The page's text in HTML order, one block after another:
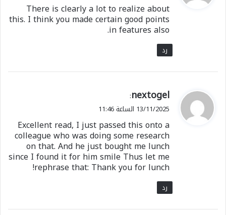
ل
There is clearly a lot to realize about
this. I think you made certain good points
in features also.
رد
ي
ق
ل
nextogel
:
13/11/2025 الساعة 11:46
Excellent read, I just passed this onto a
colleague who was doing some research
on that. And he just bought me lunch
since I found it for him smile Thus let me
rephrase that: Thank you for lunch!
رد